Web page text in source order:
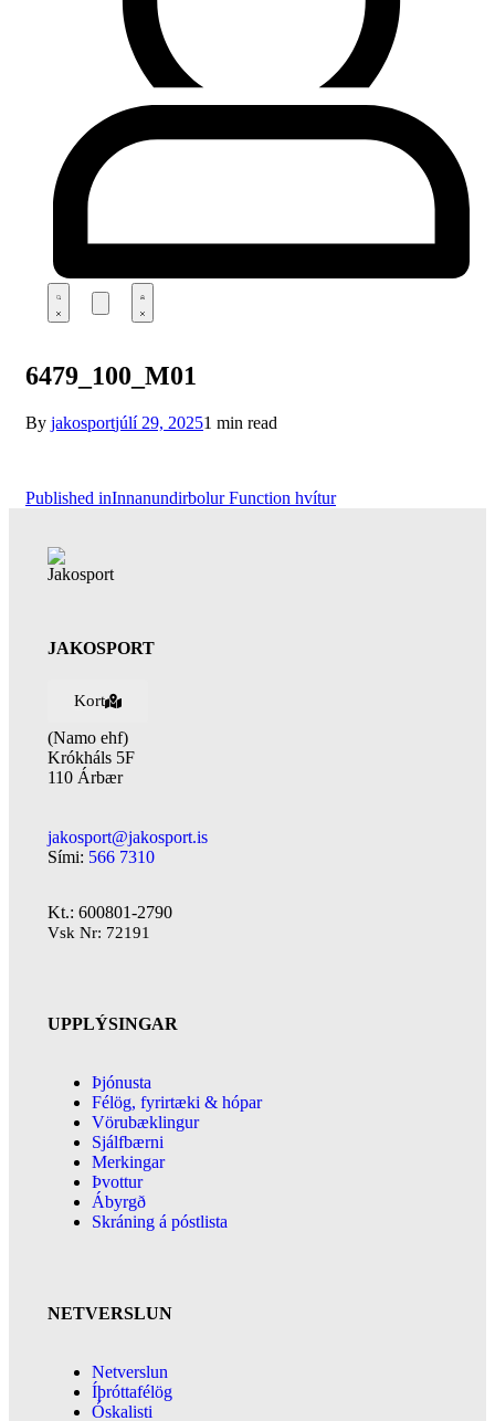
6479_100_M01
By jakosportjúlí 29, 20251 min read
Published inInnanundirbolur Function hvítur
JAKOSPORT
Kort
(Namo ehf)
Krókháls 5F
110 Árbær
jakosport@jakosport.is
Sími: 566 7310
Kt.: 600801-2790
Vsk Nr: 72191
UPPLÝSINGAR
Þjónusta
Félög, fyrirtæki & hópar
Vörubæklingur
Sjálfbærni
Merkingar
Þvottur
Ábyrgð
Skráning á póstlista
NETVERSLUN
Netverslun
Íþróttafélög
Óskalisti